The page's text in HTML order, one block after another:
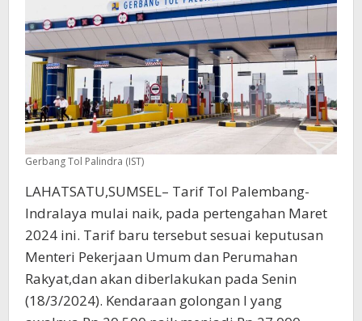
Naik
Gerbang Tol Palindra (IST)
LAHATSATU,SUMSEL– Tarif Tol Palembang-
Indralaya mulai naik, pada pertengahan Maret
2024 ini. Tarif baru tersebut sesuai keputusan
Menteri Pekerjaan Umum dan Perumahan
Rakyat,dan akan diberlakukan pada Senin
(18/3/2024). Kendaraan golongan I yang